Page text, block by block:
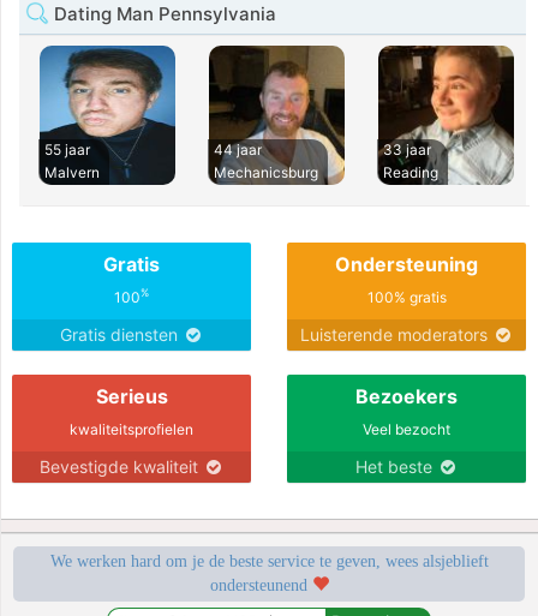
Dating Man Pennsylvania
55 jaar
Malvern
44 jaar
Mechanicsburg
33 jaar
Reading
Gratis
100%
Gratis diensten
Ondersteuning
100% gratis
Luisterende moderators
Serieus
kwaliteitsprofielen
Bevestigde kwaliteit
Bezoekers
Veel bezocht
Het beste
We werken hard om je de beste service te geven, wees alsjeblieft
ondersteunend